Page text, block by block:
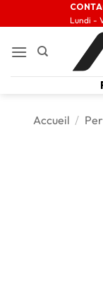
Lundi -
Accueil /